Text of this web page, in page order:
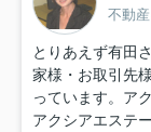
不動
とりあえず有田
家様・お取引先
っています。ア
アクシアエステ